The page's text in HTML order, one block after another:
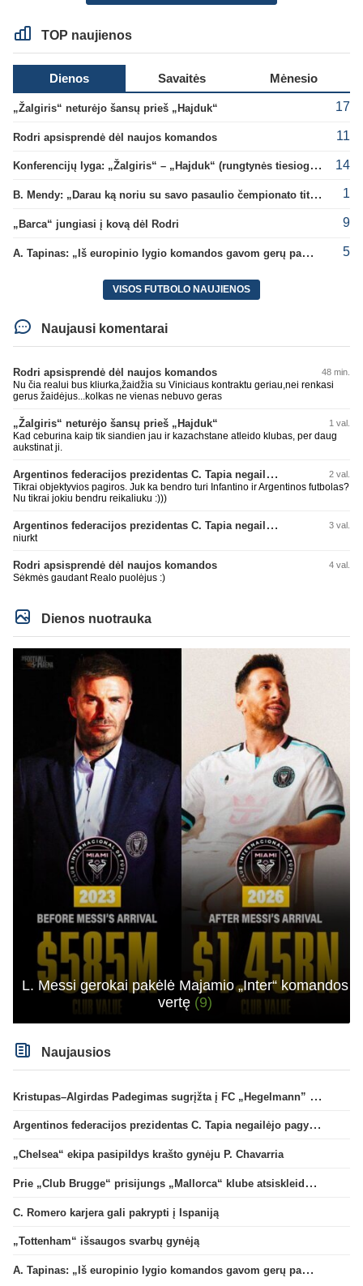
TOP naujienos
Dienos Savaitės Mėnesio
„Žalgiris“ neturėjo šansų prieš „Hajduk“ 17
Rodri apsisprendė dėl naujos komandos 11
Konferencijų lyga: „Žalgiris“ – „Hajduk“ (rungtynės tiesiogiai) 14
B. Mendy: „Darau ką noriu su savo pasaulio čempionato titulu“ 1
„Barca“ jungiasi į kovą dėl Rodri 9
A. Tapinas: „Iš europinio lygio komandos gavom gerų pamokų“ 5
VISOS FUTBOLO NAUJIENOS
Naujausi komentarai
Rodri apsisprendė dėl naujos komandos 48 min.
Nu čia realui bus kliurka,žaidžia su Viniciaus kontraktu geriau,nei renkasi
gerus žaidėjus...kolkas ne vienas nebuvo geras
„Žalgiris“ neturėjo šansų prieš „Hajduk“ 1 val.
Kad ceburina kaip tik siandien jau ir kazachstane atleido klubas, per daug
aukstinat ji.
Argentinos federacijos prezidentas C. Tapia negailėjo pagyrų G. Infantino 2 val.
Tikrai objektyvios pagiros. Juk ka bendro turi Infantino ir Argentinos futbolas?
Nu tikrai jokiu bendru reikaliuku :)))
Argentinos federacijos prezidentas C. Tapia negailėjo pagyrų G. Infantino 3 val.
niurkt
Rodri apsisprendė dėl naujos komandos 4 val.
Sėkmės gaudant Realo puolėjus :)
Dienos nuotrauka
L. Messi gerokai pakėlė Majamio „Inter“ komandos
vertę (9)
Naujausios
Kristupas–Algirdas Padegimas sugrįžta į FC „Hegelmann” B sudėtį
Argentinos federacijos prezidentas C. Tapia negailėjo pagyrų G. Infantino
„Chelsea“ ekipa pasipildys krašto gynėju P. Chavarria
Prie „Club Brugge“ prisijungs „Mallorca“ klube atsiskleidęs J. Virgili
C. Romero karjera gali pakrypti į Ispaniją
„Tottenham“ išsaugos svarbų gynėją
A. Tapinas: „Iš europinio lygio komandos gavom gerų pamokų“